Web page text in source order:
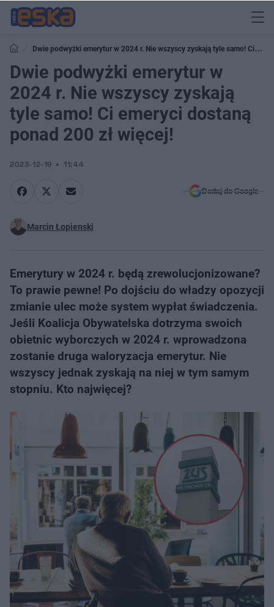
Dwie podwyżki emerytur w 2024 r. Nie wszyscy zyskają tyle samo! Ci
emeryci dostaną ponad 200 zł więcej!
Dwie podwyżki emerytur w
2024 r. Nie wszyscy zyskają
tyle samo! Ci emeryci dostaną
ponad 200 zł więcej!
2023-12-19 11:44
Dodaj do Google
Marcin Łopienski
Emerytury w 2024 r. będą zrewolucjonizowane?
To prawie pewne! Po dojściu do władzy opozycji
zmianie ulec może system wypłat świadczenia.
Jeśli Koalicja Obywatelska dotrzyma swoich
obietnic wyborczych w 2024 r. wprowadzona
zostanie druga waloryzacja emerytur. Nie
wszyscy jednak zyskają na niej w tym samym
stopniu. Kto najwięcej?